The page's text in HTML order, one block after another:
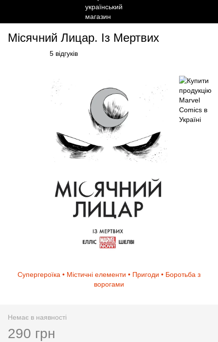
Місячний Лицар. Із Мертвих
5 відгуків
Супергероїка • Містичні елементи • Пригоди • Боротьба з
ворогами
Немає в наявності
290 грн